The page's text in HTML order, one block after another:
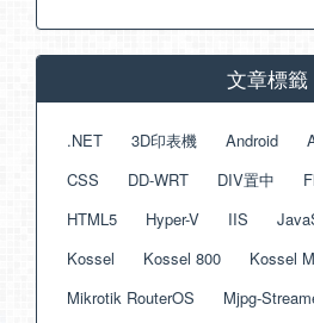
文章標籤
.NET 3D印表機 Android
CSS
DD-WRT DIV置中
HTML5
Hyper-V IIS
Kossel
Kossel 800 Kossel
Mikrotik RouterOS
Mjpg-